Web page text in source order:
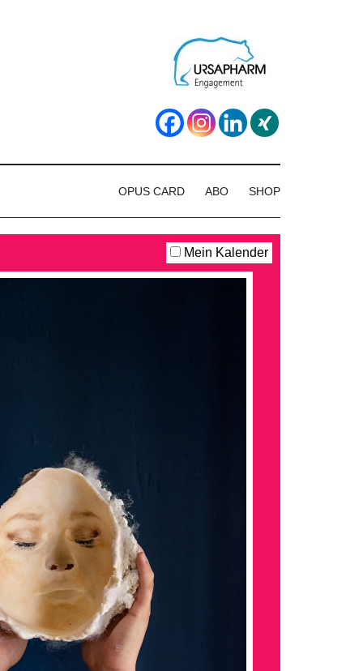
SHOP
ABO
OPUS CARD
Mein Kalender